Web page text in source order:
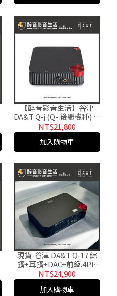
【醉音影音生活】谷津
DA&T Q-j (Q-i後繼機種) 耳
機擴大機.耳擴+DAC+前級
一體機.原廠公司貨
NT$21,800
加入購物車
現貨-谷津 DA&T Q-17 綜
擴+耳擴+DAC+前級.4Pin
XLR平衡耳擴.綜合擴大機.
原廠公司貨 醉音影音生活
NT$24,900
加入購物車